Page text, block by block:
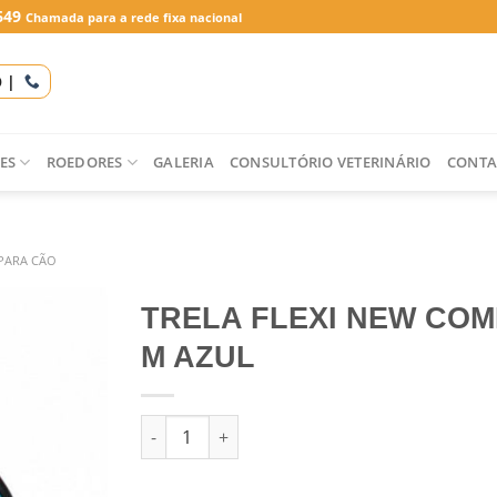
Chamada para a rede fixa nacional
|
ROEDORES GALERIA CONSULTÓRIO VETERINÁRIO
CÃO
TRELA FLEXI NEW
M AZUL
Quantidade de TRELA FLEXI NEW COMFORT